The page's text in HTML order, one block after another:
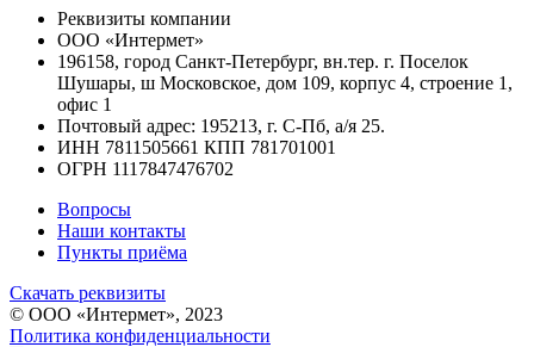
Реквизиты компании
ООО «Интермет»
196158, город Санкт-Петербург, вн.тер. г. Поселок
Шушары, ш Московское, дом 109, корпус 4, строение 1,
офис 1
Почтовый адрес: 195213, г. С-Пб, а/я 25.
ИНН 7811505661 КПП 781701001
ОГРН 1117847476702
Вопросы
Наши контакты
Пункты приёма
Скачать реквизиты
© ООО «Интермет», 2023
Политика конфиденциальности